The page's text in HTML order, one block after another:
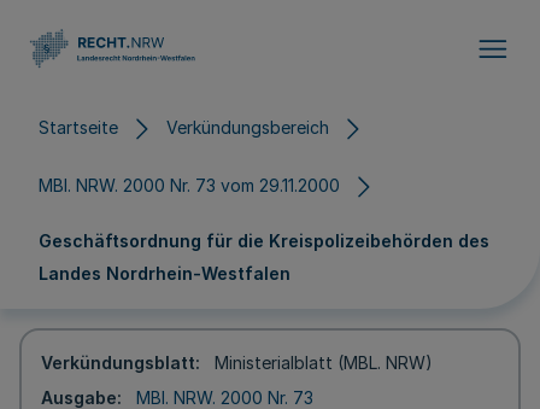
Startseite Verkündungsbereich
MBl. NRW. 2000 Nr. 73 vom 29.11.2000
Geschäftsordnung für die Kreispolizeibehörden des
Landes Nordrhein-Westfalen
Verkündungsblatt
Ministerialblatt (MBL. NRW)
Ausgabe
MBl. NRW. 2000 Nr. 73